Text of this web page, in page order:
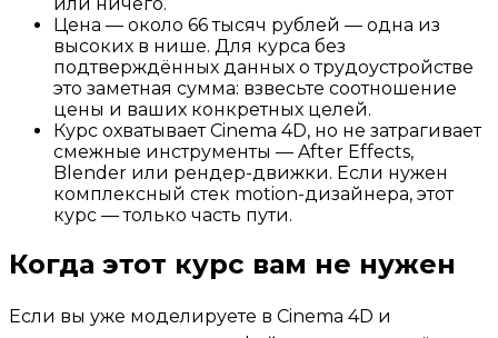
Цена — около 66 тысяч рублей — одна из
высоких в нише. Для курса без
подтверждённых данных о трудоустройстве
это заметная сумма: взвесьте соотношение
цены и ваших конкретных целей.
Курс охватывает Cinema 4D, но не затрагивает
смежные инструменты — After Effects,
Blender или рендер-движки. Если нужен
комплексный стек motion-дизайнера, этот
курс — только часть пути.
Когда этот курс вам не нужен
Если вы уже моделируете в Cinema 4D и